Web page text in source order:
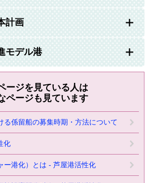
計画
モデル港
ージを見ている人は
ページも見ています
る係留船の募集時期・方法について
化
ー港化）とは - 芦屋港活性化